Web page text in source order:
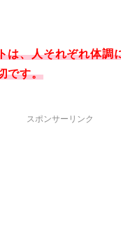
は、人それぞれ体調
です。
スポンサーリンク